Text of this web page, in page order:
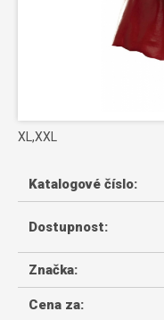
XL,XXL
Katalogové číslo:
Dostupnost:
Značka:
Cena za: